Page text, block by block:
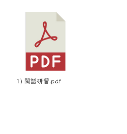
1) 閩語研習.pdf